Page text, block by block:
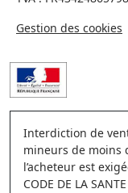
Gestion des cookies
Interdiction de
mineurs de moins
l’acheteur est
CODE DE LA